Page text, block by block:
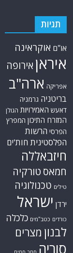
תגיות
או"ם אוקראינה
איראן אירופה
אפריקה ארה"ב
בריטניה גרמניה
דאעש האמירויות הגולן
המזרח התיכון המפרץ
הפרסי הרשות
הפלסטינית חות'ים
חיזבאללה
חמאס טורקיה
טילים טכנולוגיה
ירדן ישראל
כורדים כטב"מים כלכלה
לבנון מצרים
סוריה